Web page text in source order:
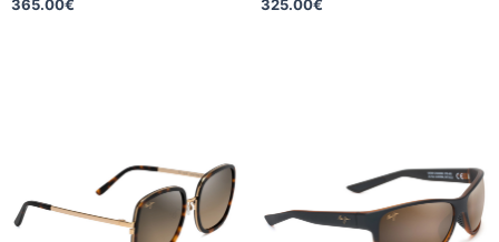
365.00€ 325.00€